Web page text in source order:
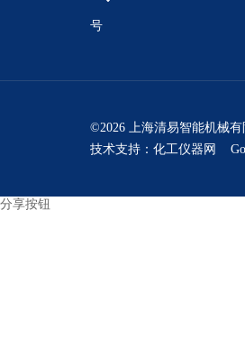
号
©2026 上海清易智能机械
技术支持： 化工仪器网
分享按钮